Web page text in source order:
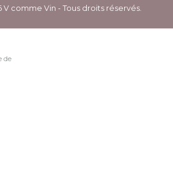
comme Vin - Tous droits réservés.
de